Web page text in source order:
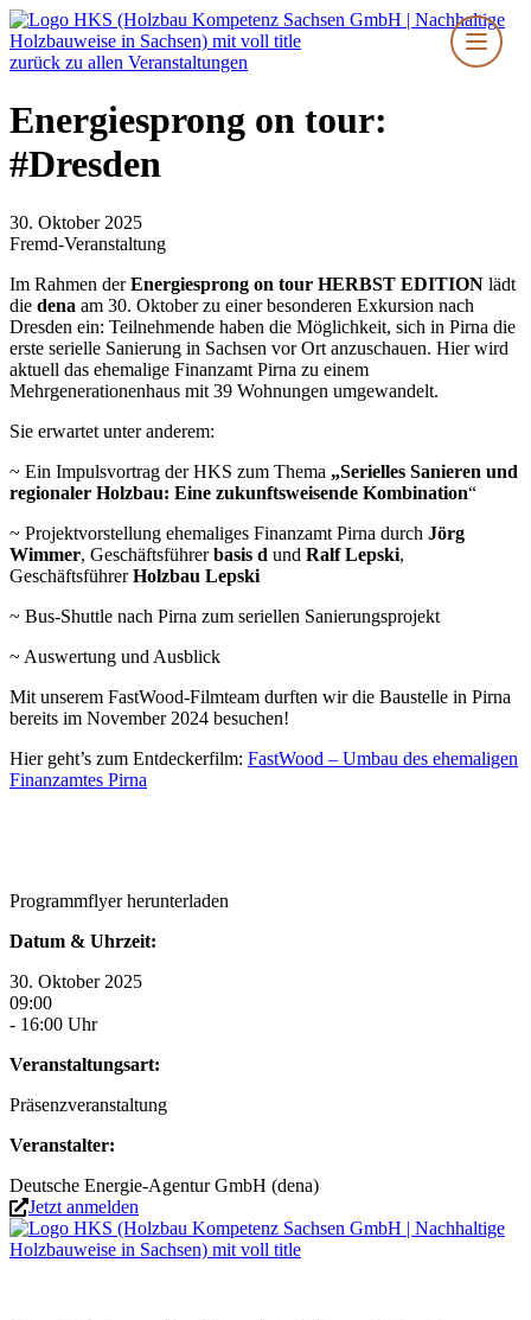
Zum
Inhalt
springen
zurück zu allen Veranstaltungen
Energiesprong on tour:
#Dresden
30. Oktober 2025
Fremd-Veranstaltung
Im Rahmen derEnergiesprong on tour HERBST EDITION lädt
die dena am 30. Oktober zu einer besonderen Exkursion nach
Dresden ein: Teilnehmende haben die Möglichkeit, sich in Pirna die
erste serielle Sanierung in Sachsen vor Ort anzuschauen. Hier wird
aktuell das ehemalige Finanzamt Pirna zu einem
Mehrgenerationenhaus mit 39 Wohnungen umgewandelt.
Sie erwartet unter anderem:
~ Ein Impulsvortrag der HKS zum Thema „Serielles Sanieren und
regionaler Holzbau: Eine zukunftsweisende Kombination“
~ Projektvorstellung ehemaliges Finanzamt Pirna durch Jörg
Wimmer, Geschäftsführerbasis d und Ralf Lepski,
GeschäftsführerHolzbau Lepski
~ Bus-Shuttle nach Pirna zum seriellen Sanierungsprojekt
~ Auswertung und Ausblick
Mit unserem FastWood-Filmteam durften wir die Baustelle in Pirna
bereits im November 2024 besuchen!
Hier geht’s zum Entdeckerfilm: FastWood – Umbau des ehemaligen
Finanzamtes Pirna
Programmflyer herunterladen
Datum & Uhrzeit:
30. Oktober 2025
09:00
- 16:00 Uhr
Veranstaltungsart:
Präsenzveranstaltung
Veranstalter:
Deutsche Energie-Agentur GmbH (dena)
Jetzt anmelden